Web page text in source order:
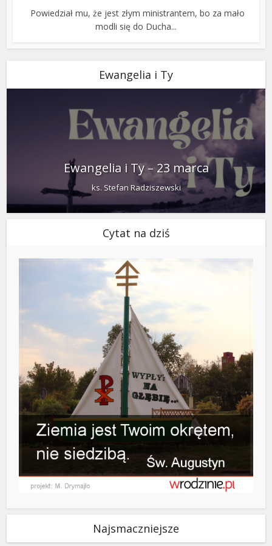
Powiedział mu, że jest złym ministrantem, bo za mało
modli się do Ducha...
Ewangelia i Ty
Ewangelia i Ty – 23 marca
ks. Stefan Radziszewski
Cytat na dziś
Najsmaczniejsze